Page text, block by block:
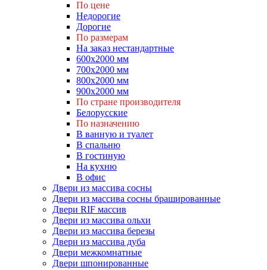
По цене
Недорогие
Дорогие
По размерам
На заказ нестандартные
600х2000 мм
700х2000 мм
800х2000 мм
900х2000 мм
По стране производителя
Белорусские
По назначению
В ванную и туалет
В спальню
В гостиную
На кухню
В офис
Двери из массива сосны
Двери из массива сосны брашированные
Двери RIF массив
Двери из массива ольхи
Двери из массива березы
Двери из массива дуба
Двери межкомнатные
Двери шпонированные